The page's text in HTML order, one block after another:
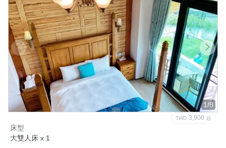
1/8
TWD 3,900 起
床型
大雙人床 x 1